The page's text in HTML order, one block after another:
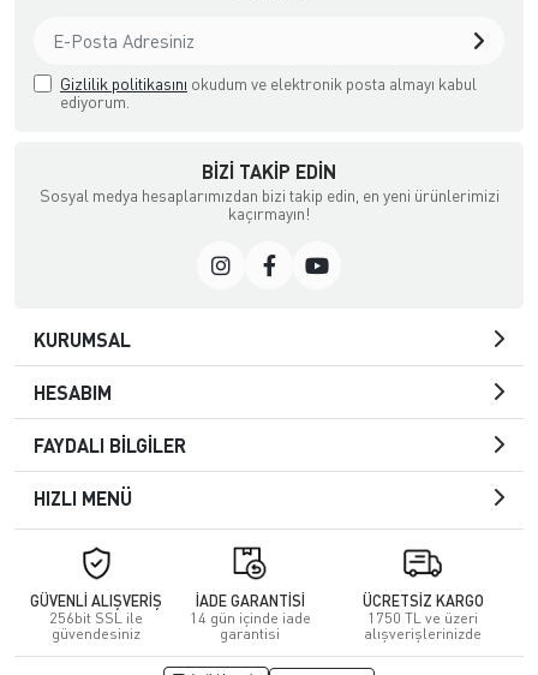
Gizlilik politikasını okudum ve elektronik posta almayı kabul
ediyorum.
BIZI TAKIP EDIN
Sosyal medya hesaplarımızdan bizi takip edin, en yeni ürünlerimizi
kaçırmayın!
KURUMSAL
HESABIM
FAYDALI BİLGİLER
HIZLI MENÜ
GÜVENLİ ALIŞVERİŞ
256bit SSL ile
güvendesiniz
İADE GARANTİSİ
14 gün içinde iade
garantisi
ÜCRETSİZ KARGO
1750 TL ve üzeri
alışverişlerinizde